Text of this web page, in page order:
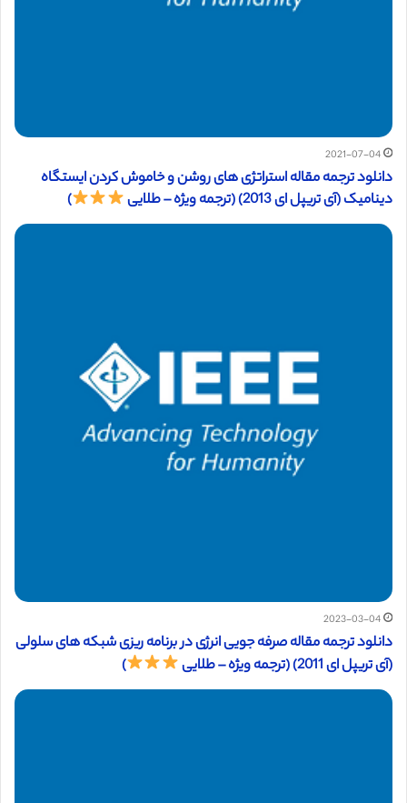
2021-07-04
دانلود ترجمه مقاله استراتژی های روشن و خاموش کردن ایستگاه
دینامیک (آی تریپل ای 2013) (ترجمه ویژه – طلایی
)
2023-03-04
دانلود ترجمه مقاله صرفه جویی انرژی در برنامه ریزی شبکه های سلولی
(آی تریپل ای 2011) (ترجمه ویژه – طلایی
)